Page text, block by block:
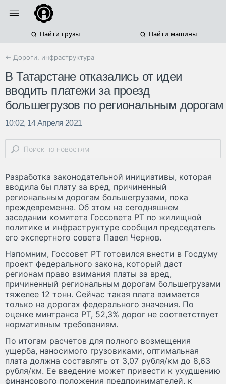
Найти грузы Найти машины
← Дороги, инфраструктура
В Татарстане отказались от идеи
вводить платежи за проезд
большегрузов по региональным дорогам
10:02, 14 Апреля 2021
Разработка законодательной инициативы, которая
вводила бы плату за вред, причиненный
региональным дорогам большегрузами, пока
преждевременна. Об этом на сегодняшнем
заседании комитета Госсовета РТ по жилищной
политике и инфраструктуре сообщил председатель
его экспертного совета Павел Чернов.
Напомним, Госсовет РТ готовился внести в Госдуму
проект федерального закона, который даст
регионам право взимания платы за вред,
причиненный региональным дорогам большегрузами
тяжелее 12 тонн. Сейчас такая плата взимается
только на дорогах федерального значения. По
оценке минтранса РТ, 52,3% дорог не соответствует
нормативным требованиям.
По итогам расчетов для полного возмещения
ущерба, наносимого грузовиками, оптимальная
плата должна составлять от 3,07 рубля/км до 8,63
рубля/км. Ее введение может привести к ухудшению
финансового положения предпринимателей, к